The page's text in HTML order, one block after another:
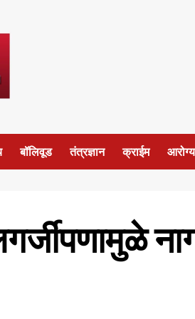
बॉलिवूड तंत्रज्ञान क्राईम आरोग्य